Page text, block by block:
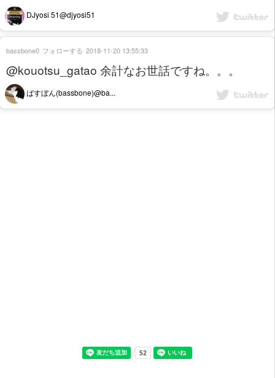
DJyosi 51@djyosi51
@kouotsu_gatao 余計なお世話ですね。。。
ばすぼん(bassbone)@ba...
bassbone0 フォローする 2018-11-20 13:55:33